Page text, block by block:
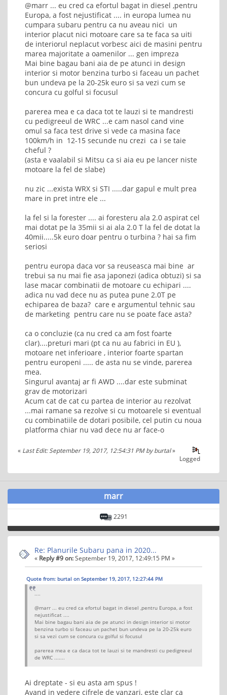
@marr ... eu cred ca efortul bagat in diesel ,pentru
Europa, a fost nejustificat .... in europa lumea nu
cumpara subaru pentru ca nu aveau nici un
interior placut nici motoare care sa te faca sa uiti
de interiorul neplacut vorbesc aici de masini pentru
marea majoritate a oamenilor ... gen impreza
Mai bine bagau bani aia de pe atunci in design
interior si motor benzina turbo si faceau un pachet
bun undeva pe la 20-25k euro si sa vezi cum se
concura cu golful si focusul
parerea mea e ca daca tot te lauzi si te mandresti
cu pedigreeul de WRC ...e cam nasol cand vine
omul sa faca test drive si vede ca masina face
100km/h in 12-15 secunde nu crezi ca i se taie
cheful ?
(asta e vaalabil si Mitsu ca si aia eu pe lancer niste
motoare la fel de slabe)
nu zic ...exista WRX si STI .....dar gapul e mult prea
mare in pret intre ele ...
la fel si la forester .... ai foresteru ala 2.0 aspirat cel
mai dotat pe la 35mii si ai ala 2.0 T la fel de dotat la
40mii.....5k euro doar pentru o turbina ? hai sa fim
seriosi
pentru europa daca vor sa reuseasca mai bine ar
trebui sa nu mai fie asa japonezi (adica obtuzi) si sa
lase macar combinatii de motoare cu echipari ....
adica nu vad dece nu as putea pune 2.0T pe
echiparea de baza? care e argumentul tehnic sau
de marketing pentru care nu se poate face asta?
ca o concluzie (ca nu cred ca am fost foarte
clar)....preturi mari (pt ca nu au fabrici in EU ),
motoare net inferioare , interior foarte spartan
pentru europeni ..... de asta nu se vinde, parerea
mea.
Singurul avantaj ar fi AWD ....dar este subminat
grav de motorizari
Acum cat de cat cu partea de interior au rezolvat
...mai ramane sa rezolve si cu motoarele si eventual
cu combinatiile de dotari posibile, cel putin cu noua
platforma chiar nu vad dece nu ar face-o
« Last Edit: September 19, 2017, 12:54:31 PM by burtal»
Logged
marr
2291
Re: Planurile Subaru pana in 2020...
« Reply #9 on:September 19, 2017, 12:49:15 PM »
Quote from: burtal on September 19, 2017, 12:27:44 PM
....
@marr ... eu cred ca efortul bagat in diesel ,pentru Europa, a fost
nejustificat ....
Mai bine bagau bani aia de pe atunci in design interior si motor
benzina turbo si faceau un pachet bun undeva pe la 20-25k euro
si sa vezi cum se concura cu golful si focusul
parerea mea e ca daca tot te lauzi si te mandresti cu pedigreeul
de WRC .......
Ai dreptate - si eu asta am spus !
Avand in vedere cifrele de vanzari, este clar ca